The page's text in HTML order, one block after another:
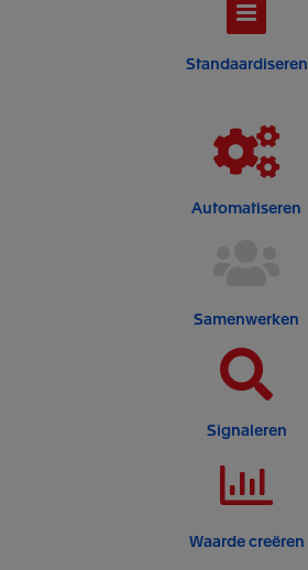
Standaardiseren
Automatiseren
Samenwerken
Signaleren
Waarde creëren